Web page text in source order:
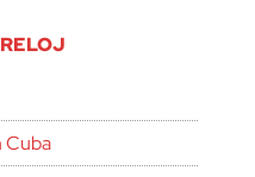
Cuba